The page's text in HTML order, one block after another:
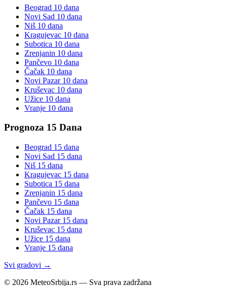
Beograd 10 dana
Novi Sad 10 dana
Niš 10 dana
Kragujevac 10 dana
Subotica 10 dana
Zrenjanin 10 dana
Pančevo 10 dana
Čačak 10 dana
Novi Pazar10 dana
Kruševac 10 dana
Užice 10 dana
Vranje 10 dana
Prognoza 15 Dana
Beograd 15 dana
Novi Sad 15 dana
Niš 15 dana
Kragujevac 15 dana
Subotica 15 dana
Zrenjanin 15 dana
Pančevo 15 dana
Čačak 15 dana
Novi Pazar15 dana
Kruševac 15 dana
Užice 15 dana
Vranje 15 dana
Svi gradovi →
© 2026 MeteoSrbija.rs — Sva prava zadržana